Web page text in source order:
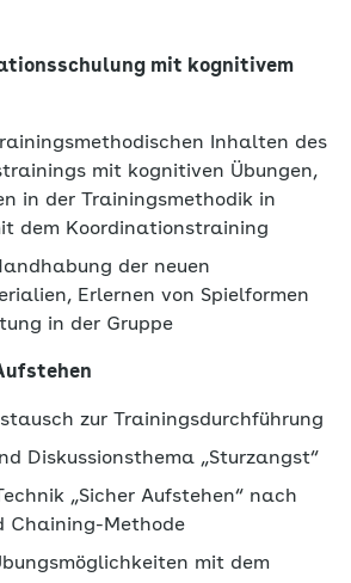
mit kognitivem
Inhalten des
mit kognitiven Übungen,
in der Trainingsmethodik in
dem Koordinationstraining
der neuen
Erlernen von Spielformen
in der Gruppe
zur Trainingsdurchführung
Diskussionsthema „Sturzangst“
„Sicher Aufstehen“ nach
Chaining-Methode
mit dem